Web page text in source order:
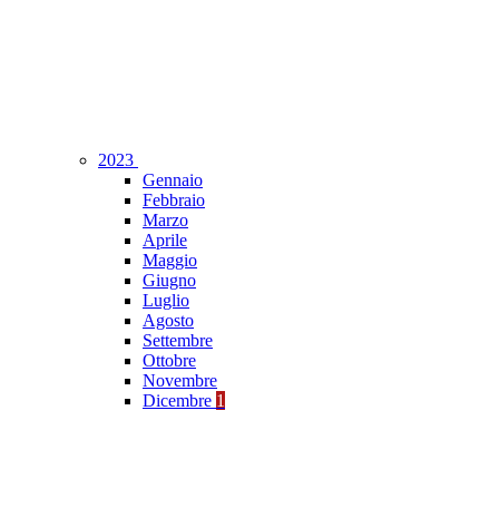
2023
Gennaio
Febbraio
Marzo
Aprile
Maggio
Giugno
Luglio
Agosto
Settembre
Ottobre
Novembre
Dicembre 1